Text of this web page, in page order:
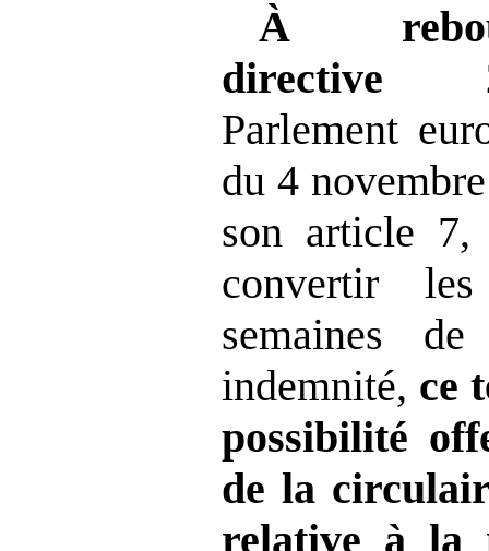
À
directive
Parlement
du 4
son article 7,
convertir
semaines
indemnité, ce
possibilité
de la
relative à la